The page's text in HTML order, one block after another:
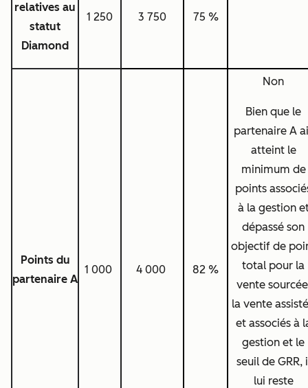
relatives au
statut
Diamond
1 250 3 750 75 %
Points du
partenaire A
1 000 4 000 82 %
Non
Bien que le
partenaire A
atteint le
minimum de
points
à la gestion
dépassé son
objectif de
total pour la
vente
la vente
et associés à
gestion et le
seuil de GRR,
lui reste